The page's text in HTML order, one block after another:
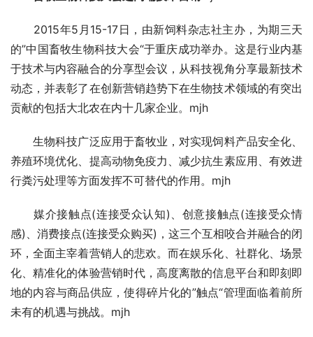
2015年5月15-17日，由新饲料杂志社主办，为期三天
的”中国畜牧生物科技大会“于重庆成功举办。这是行业内基
于技术与内容融合的分享型会议，从科技视角分享最新技术
动态，并表彰了在创新营销趋势下在生物技术领域的有突出
贡献的包括大北农在内十几家企业。mjh
生物科技广泛应用于畜牧业，对实现饲料产品安全化、
养殖环境优化、提高动物免疫力、减少抗生素应用、有效进
行粪污处理等方面发挥不可替代的作用。mjh
媒介接触点(连接受众认知)、创意接触点(连接受众情
感)、消费接点(连接受众购买)，这三个互相咬合并融合的闭
环，全面主宰着营销人的悲欢。而在娱乐化、社群化、场景
化、精准化的体验营销时代，高度离散的信息平台和即刻即
地的内容与商品供应，使得碎片化的”触点“管理面临着前所
未有的机遇与挑战。mjh